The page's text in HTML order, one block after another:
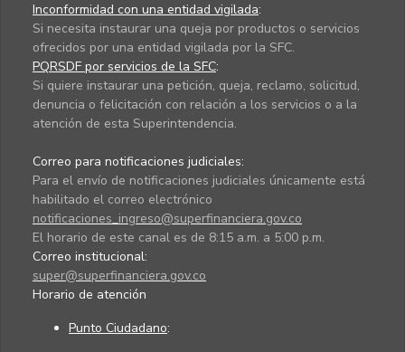
Inconformidad con una entidad vigilada:
Si necesita instaurar una queja por productos o servicios
ofrecidos por una entidad vigilada por la SFC.
PQRSDF por servicios de la SFC:
Si quiere instaurar una petición, queja, reclamo, solicitud,
denuncia o felicitación con relación a los servicios o a la
atención de esta Superintendencia.
Correo para notificaciones judiciales:
Para el envío de notificaciones judiciales únicamente está
habilitado el correo electrónico
notificaciones_ingreso@superfinanciera.gov.co
El horario de este canal es de 8:15 a.m. a 5:00 p.m.
Correo institucional:
super@superfinanciera.gov.co
Horario de atención
Punto Ciudadano: